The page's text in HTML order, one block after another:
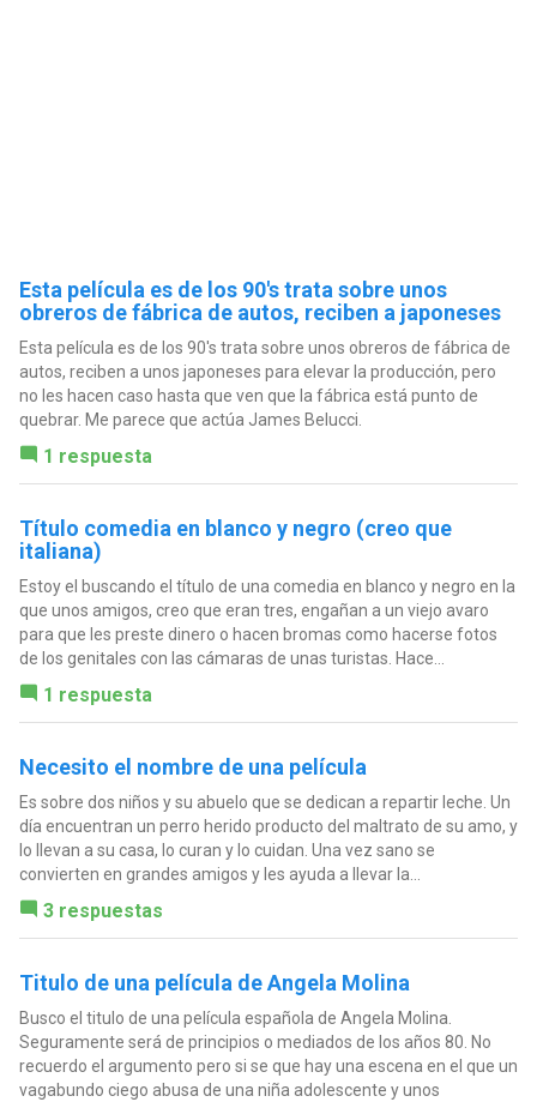
Esta película es de los 90's trata sobre unos
obreros de fábrica de autos, reciben a japoneses
Esta película es de los 90's trata sobre unos obreros de fábrica de
autos, reciben a unos japoneses para elevar la producción, pero
no les hacen caso hasta que ven que la fábrica está punto de
quebrar. Me parece que actúa James Belucci.
1 respuesta
Título comedia en blanco y negro (creo que
italiana)
Estoy el buscando el título de una comedia en blanco y negro en la
que unos amigos, creo que eran tres, engañan a un viejo avaro
para que les preste dinero o hacen bromas como hacerse fotos
de los genitales con las cámaras de unas turistas. Hace...
1 respuesta
Necesito el nombre de una película
Es sobre dos niños y su abuelo que se dedican a repartir leche. Un
día encuentran un perro herido producto del maltrato de su amo, y
lo llevan a su casa, lo curan y lo cuidan. Una vez sano se
convierten en grandes amigos y les ayuda a llevar la...
3 respuestas
Titulo de una película de Angela Molina
Busco el titulo de una película española de Angela Molina.
Seguramente será de principios o mediados de los años 80. No
recuerdo el argumento pero si se que hay una escena en el que un
vagabundo ciego abusa de una niña adolescente y unos